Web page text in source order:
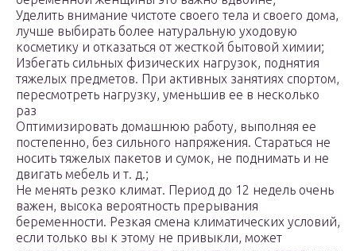
Уделить внимание чистоте своего тела и своего дома,
лучше выбирать более натуральную уходовую
косметику и отказаться от жесткой бытовой химии;
Избегать сильных физических нагрузок, поднятия
тяжелых предметов. При активных занятиях спортом,
пересмотреть нагрузку, уменьшив ее в несколько
раз
Оптимизировать домашнюю работу, выполняя ее
постепенно, без сильного напряжения. Стараться не
носить тяжелых пакетов и сумок, не поднимать и не
двигать мебель и т. д.;
Не менять резко климат. Период до 12 недель очень
важен, высока вероятность прерывания
беременности. Резкая смена климатических условий,
если только вы к этому не привыкли, может